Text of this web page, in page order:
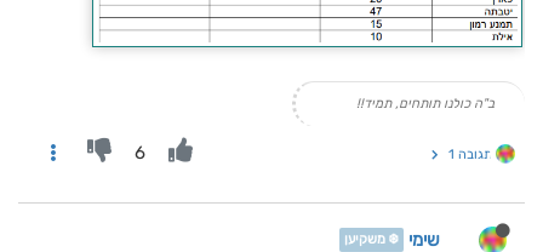
ב"ה כולנו תותחים, תמיד!!
תגובה 1 6
שימי ❄️ משקיען